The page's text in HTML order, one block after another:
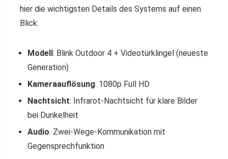
hier die wichtigsten Details des Systems auf einen
Blick:
Modell: Blink Outdoor 4 + Videotürklingel (neueste
Generation)
Kameraauflösung: 1080p Full HD
Nachtsicht: Infrarot-Nachtsicht für klare Bilder
bei Dunkelheit
Audio: Zwei-Wege-Kommunikation mit
Gegensprechfunktion